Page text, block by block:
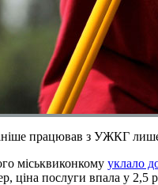
працював з УЖКГ
міськвиконкому уклало
ціна послуги впала у 2,5